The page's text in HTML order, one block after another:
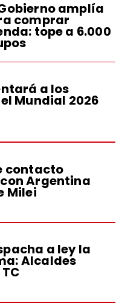
amplía
comprar
tope a 6.000
a los
Mundial 2026
contacto
Argentina
Milei
a ley la
Alcaldes